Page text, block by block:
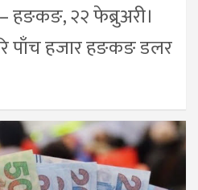
२२ फेब्रुअरी।
पाँच हजार हङकङ डलर